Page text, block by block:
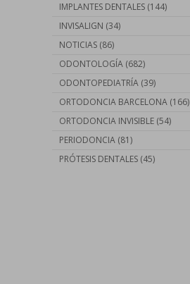
IMPLANTES DENTALES (144)
INVISALIGN (34)
NOTICIAS (86)
ODONTOLOGÍA (682)
ODONTOPEDIATRÍA (39)
ORTODONCIA BARCELONA (166)
ORTODONCIA INVISIBLE (54)
PERIODONCIA (81)
PRÓTESIS DENTALES (45)